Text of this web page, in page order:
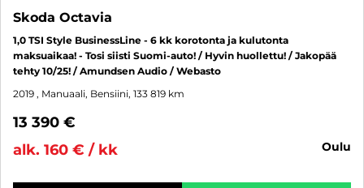
Skoda Octavia
1,0 TSI Style BusinessLine - 6 kk korotonta ja kulutonta
maksuaikaa! - Tosi siisti Suomi-auto! / Hyvin huollettu! / Jakopää
tehty 10/25! / Amundsen Audio / Webasto
2019 , Manuaali, Bensiini, 133 819 km
13 390 €
alk. 160 € / kk
oulu